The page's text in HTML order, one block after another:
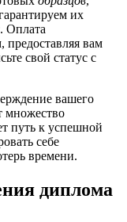
их
. Оплата
вам
свой статус с
вашего
множество
путь к успешной
себе
времени.
диплома